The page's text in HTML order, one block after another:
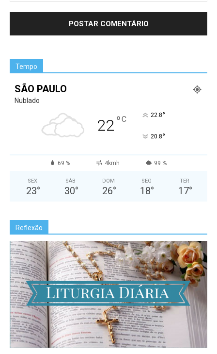
Tempo
SÃO PAULO
Nublado
22°C 22.8°
20.8°
69 % 4kmh 99 %
SEX
23°
SÁB
30°
DOM
26°
SEG
18°
TER
17°
Reflexão